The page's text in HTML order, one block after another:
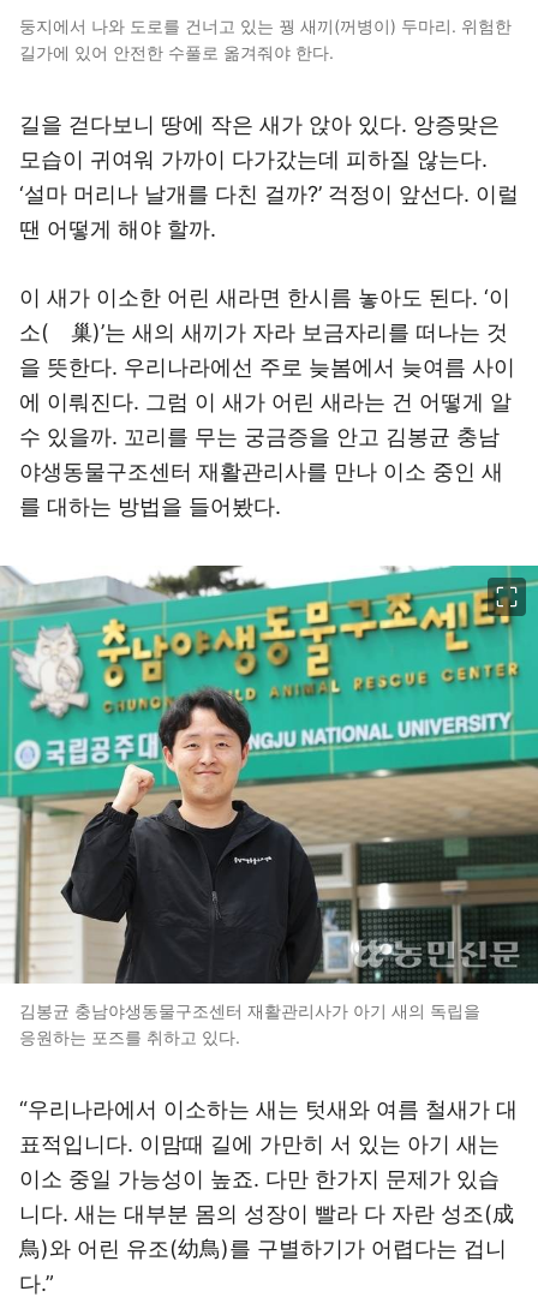
둥지에서 나와 도로를 건너고 있는 꿩 새끼(꺼병이) 두마리. 위험한
길가에 있어 안전한 수풀로 옮겨줘야 한다.
길을 걷다보니 땅에 작은 새가 앉아 있다. 앙증맞은
모습이 귀여워 가까이 다가갔는데 피하질 않는다.
‘설마 머리나 날개를 다친 걸까?’ 걱정이 앞선다. 이럴
땐 어떻게 해야 할까.
이 새가 이소한 어린 새라면 한시름 놓아도 된다. ‘이
소(離巢)’는 새의 새끼가 자라 보금자리를 떠나는 것
을 뜻한다. 우리나라에선 주로 늦봄에서 늦여름 사이
에 이뤄진다. 그럼 이 새가 어린 새라는 건 어떻게 알
수 있을까. 꼬리를 무는 궁금증을 안고 김봉균 충남
야생동물구조센터 재활관리사를 만나 이소 중인 새
를 대하는 방법을 들어봤다.
김봉균 충남야생동물구조센터 재활관리사가 아기 새의 독립을
응원하는 포즈를 취하고 있다.
“우리나라에서 이소하는 새는 텃새와 여름 철새가 대
표적입니다. 이맘때 길에 가만히 서 있는 아기 새는
이소 중일 가능성이 높죠. 다만 한가지 문제가 있습
니다. 새는 대부분 몸의 성장이 빨라 다 자란 성조(成
鳥)와 어린 유조(幼鳥)를 구별하기가 어렵다는 겁니
다.”